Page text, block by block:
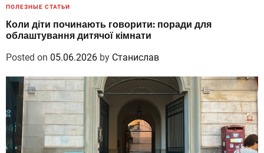
ПОЛЕЗНЫЕ СТАТЬИ
Коли діти починають говорити: поради для
облаштування дитячої кімнати
Posted on 05.06.2026 by Станислав